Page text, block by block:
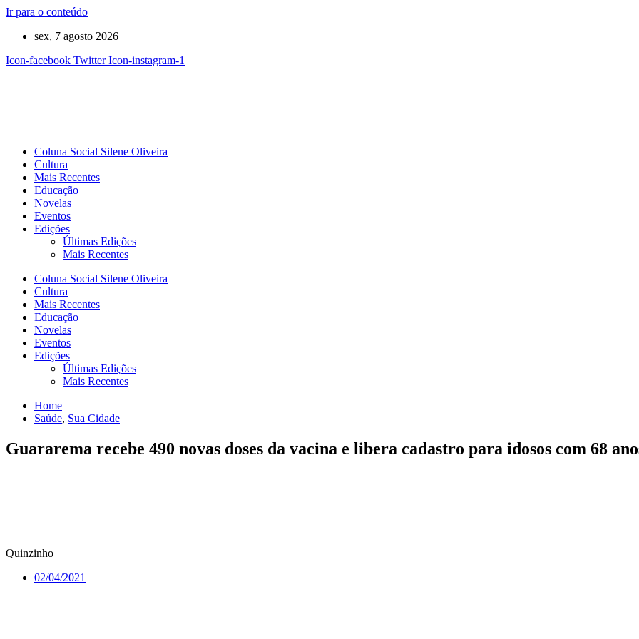
Ir para o conteúdo
sex, 7 agosto 2026
Icon-facebook Twitter Icon-instagram-1
Coluna Social Silene Oliveira
Cultura
Mais Recentes
Educação
Novelas
Eventos
Edições
Últimas Edições
Mais Recentes
Coluna Social Silene Oliveira
Cultura
Mais Recentes
Educação
Novelas
Eventos
Edições
Últimas Edições
Mais Recentes
Home
Saúde, Sua Cidade
Guararema recebe 490 novas doses da vacina e libera cadastro para idosos com 68
Quinzinho
02/04/2021